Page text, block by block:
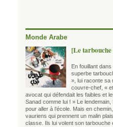
Monde Arabe
[Le
En fouillant
superbe
», lui raconte sa
couvre-chef, «
avocat qui défendait les faibles et
Sanad comme lui ! » Le
pour aller à l’école. Mais en
vauriens qui prennent un malin
classe. Ils lui volent son tarbouche